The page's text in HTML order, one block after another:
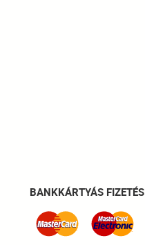
BANKKÁRTYÁS FIZETÉS